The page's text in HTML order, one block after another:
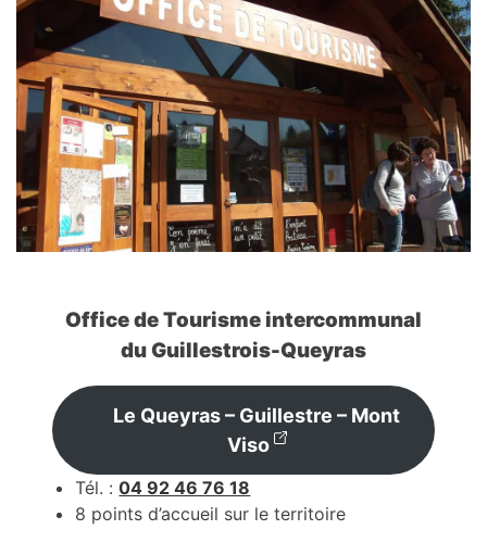
Office de Tourisme intercommunal
du Guillestrois-Queyras
Le Queyras – Guillestre – Mont
Viso
Tél. :04 92 46 76 18
8 points d’accueil sur le territoire